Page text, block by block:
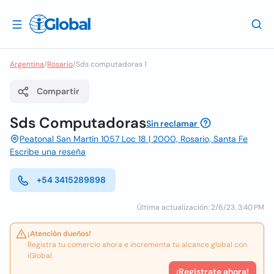
Argentina/Rosario/Sds computadoras 1
Compartir
Sds ComputadorasSin reclamar
Peatonal San Martín 1057 Loc 18 | 2000, Rosario, Santa Fe
Escribe una reseña
+54 3415289898
Última actualización: 2/6/23, 3:40 PM
¡Atención dueños!
Registra tu comercio ahora e incrementa tu alcance global con
iGlobal.
¡Registrate ahora!